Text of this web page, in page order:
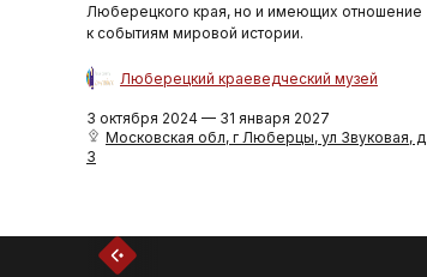
Люберецкого края, но и имеющих отношение
к событиям мировой истории.
Люберецкий краеведческий музей
3 октября 2024 — 31 января 2027
Московская обл, г Люберцы, ул Звуковая, д
3